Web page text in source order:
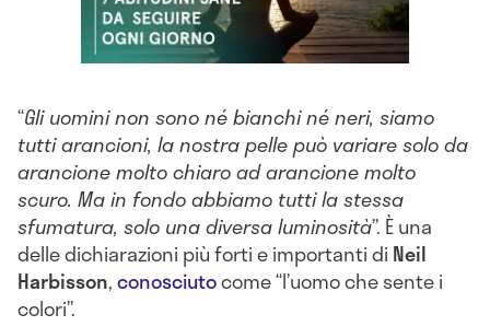
“Gli uomini non sono né bianchi né neri, siamo
tutti arancioni, la nostra pelle può variare solo da
arancione molto chiaro ad arancione molto
scuro. Ma in fondo abbiamo tutti la stessa
sfumatura, solo una diversa luminosità”. È una
delle dichiarazioni più forti e importanti di Neil
Harbisson,conosciutocome “l’uomo che sente i
colori”.